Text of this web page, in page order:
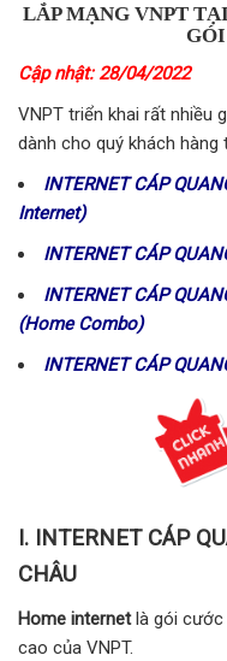
LẮP MẠNG VNPT
Cập nhật: 28/04/2022
VNPT triển khai rất nhiều
dành cho quý khách hàng
INTERNET CÁP
Internet)
INTERNET CÁP
INTERNET CÁP
(Home Combo)
INTERNET CÁP
I. INTERNET CÁP
CHÂU
Home internetlà gói cước
cao của VNPT.